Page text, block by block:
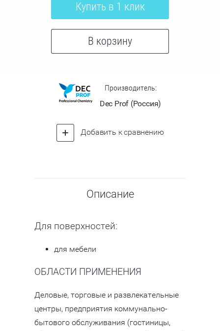
Купить в 1 клик
В корзину
Производитель:
Dec Prof (Россия)
Добавить к сравнению
Описание
Для поверхностей:
для мебели
ОБЛАСТИ ПРИМЕНЕНИЯ
Деловые, торговые и развлекательные
центры, предприятия коммунально-
бытового обслуживания (гостиницы,